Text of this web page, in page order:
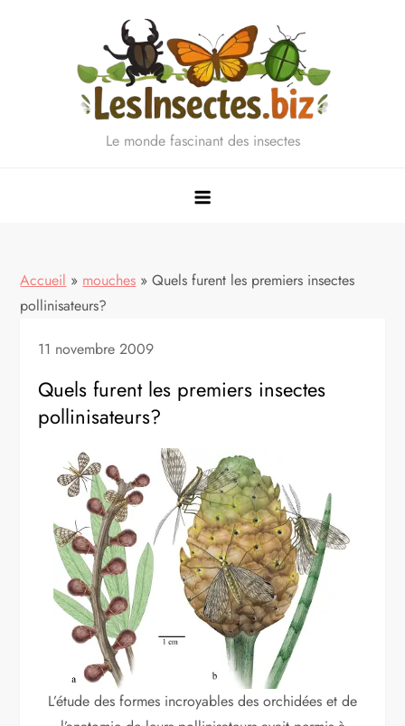
Le monde fascinant des insectes
Accueil » mouches » Quels furent les premiers insectes
pollinisateurs?
11 novembre 2009
Quels furent les premiers insectes
pollinisateurs?
L’étude des formes incroyables des orchidées et de